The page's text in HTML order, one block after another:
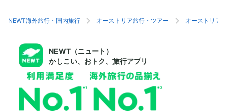
NEWT海外旅行・国内旅行 オーストリア旅行・ツアー オーストリア
NEWT（ニュート）
かしこい、おトク、旅行アプリ